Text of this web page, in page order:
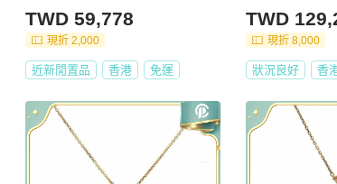
TWD 59,778
現折 2,000
近新閒置品 香港 免運
TWD
現折 8,000
狀況良好 香